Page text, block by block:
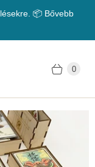
📦 Bővebb
0